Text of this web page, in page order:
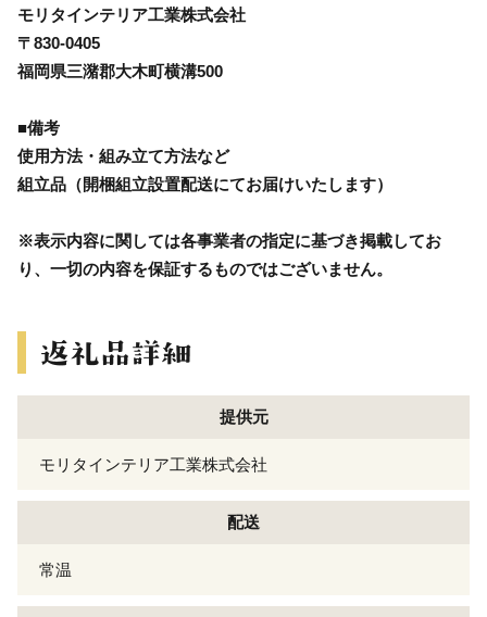
モリタインテリア工業株式会社
〒830-0405
福岡県三潴郡大木町横溝500
■備考
使用方法・組み立て方法など
組立品（開梱組立設置配送にてお届けいたします）
※表示内容に関しては各事業者の指定に基づき掲載してお
り、一切の内容を保証するものではございません。
提供元
モリタインテリア工業株式会社
配送
常温